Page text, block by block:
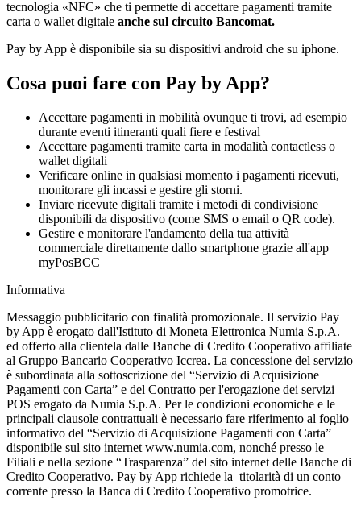
tecnologia «NFC» che ti permette di accettare pagamenti tramite
carta o wallet digitale anche sul circuito Bancomat.
Pay by App è disponibile sia su dispositivi android che su iphone.
Cosa puoi fare con Pay by App?
Accettare pagamenti in mobilità ovunque ti trovi, ad esempio
durante eventi itineranti quali fiere e festival
Accettare pagamenti tramite carta in modalità contactless o
wallet digitali
Verificare online in qualsiasi momento i pagamenti ricevuti,
monitorare gli incassi e gestire gli storni.
Inviare ricevute digitali tramite i metodi di condivisione
disponibili da dispositivo (come SMS o email o QR code).
Gestire e monitorare l'andamento della tua attività
commerciale direttamente dallo smartphone grazie all'app
myPosBCC
Informativa
Messaggio pubblicitario con finalità promozionale. Il servizio Pay
by App è erogato dall'Istituto di Moneta Elettronica Numia S.p.A.
ed offerto alla clientela dalle Banche di Credito Cooperativo affiliate
al Gruppo Bancario Cooperativo Iccrea. La concessione del servizio
è subordinata alla sottoscrizione del “Servizio di Acquisizione
Pagamenti con Carta” e del Contratto per l'erogazione dei servizi
POS erogato da Numia S.p.A. Per le condizioni economiche e le
principali clausole contrattuali è necessario fare riferimento al foglio
informativo del “Servizio di Acquisizione Pagamenti con Carta”
disponibile sul sito internet www.numia.com, nonché presso le
Filiali e nella sezione “Trasparenza” del sito internet delle Banche di
Credito Cooperativo. Pay by App richiede la titolarità di un conto
corrente presso la Banca di Credito Cooperativo promotrice.